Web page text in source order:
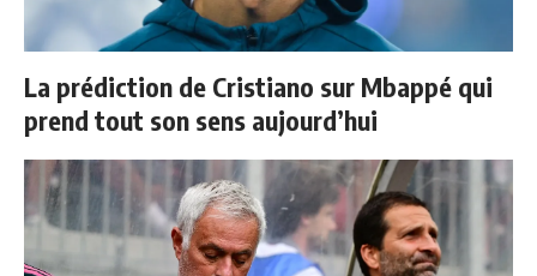
La prédiction de Cristiano sur Mbappé qui
prend tout son sens aujourd’hui